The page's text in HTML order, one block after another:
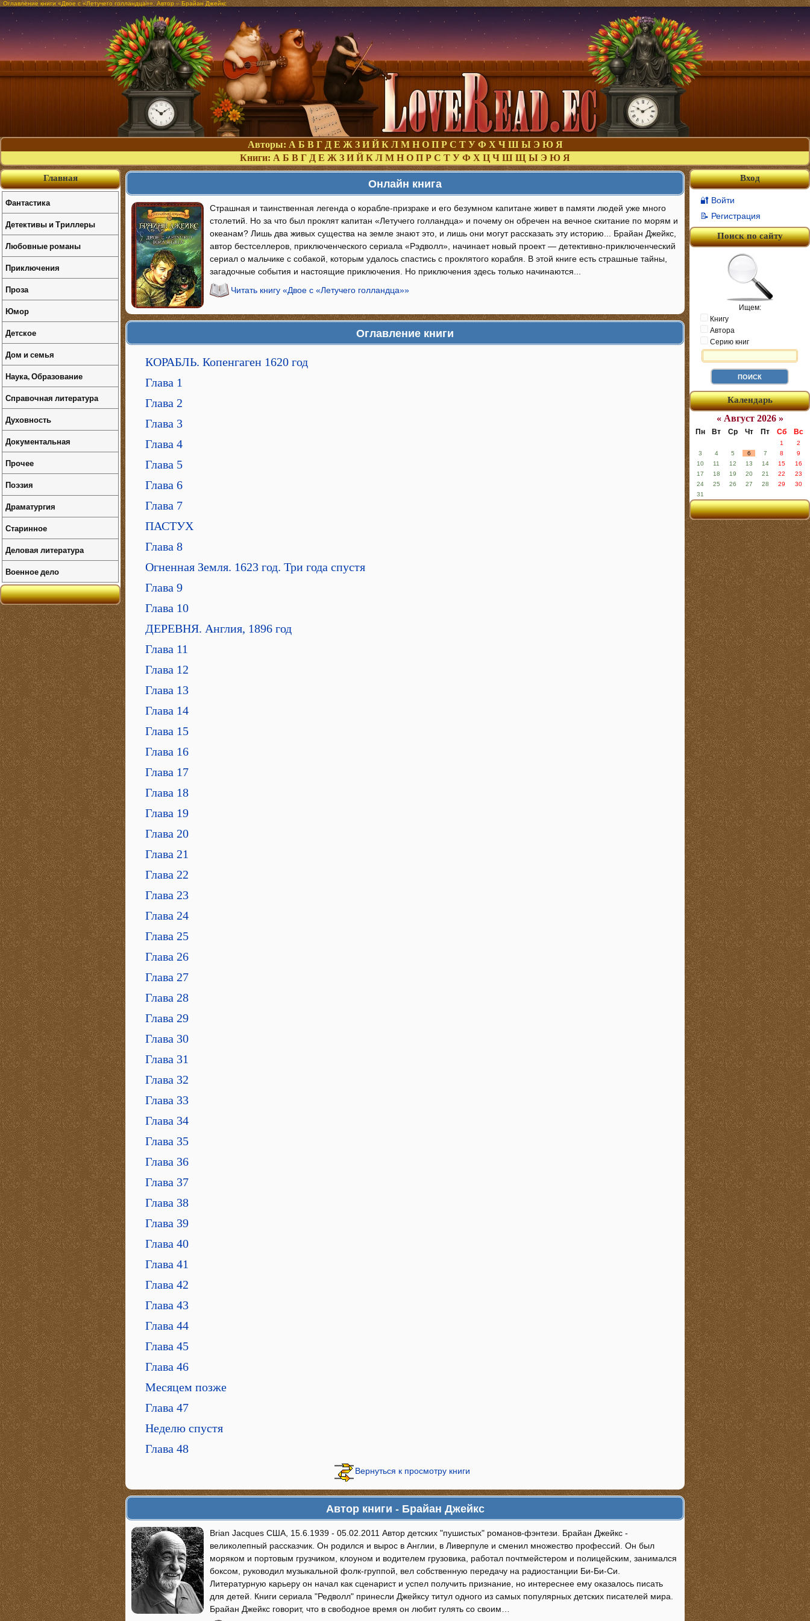
Оглавление книги «Двое с «Летучего голландца»». Автор – Брайан Джейкс
Авторы: А Б В Г Д Е Ж З И Й К Л М Н О П Р С Т У Ф Х Ч Ш Ы Э Ю Я
Книги: А Б В Г Д Е Ж З И Й К Л М Н О П Р С Т У Ф Х Ц Ч Ш Щ Ы Э Ю Я
Онлайн книга
Страшная и таинственная легенда о корабле-призраке и его безумном капитане живет в памяти людей уже много
столетий. Но за что был проклят капитан «Летучего голландца» и почему он обречен на вечное скитание по морям и
океанам? Лишь два живых существа на земле знают это, и лишь они могут рассказать эту историю... Брайан Джейкс,
автор бестселлеров, приключенческого сериала «Рэдволл», начинает новый проект — детективно-приключенческий
сериал о мальчике с собакой, которым удалось спастись с проклятого корабля. В этой книге есть страшные тайны,
загадочные события и настоящие приключения. Но приключения здесь только начинаются...
Читать книгу «Двое с «Летучего голландца»»
Оглавление книги
КОРАБЛЬ. Копенгаген 1620 год
Глава 1
Глава 2
Глава 3
Глава 4
Глава 5
Глава 6
Глава 7
ПАСТУХ
Глава 8
Огненная Земля. 1623 год. Три года спустя
Глава 9
Глава 10
ДЕРЕВНЯ. Англия, 1896 год
Глава 11
Глава 12
Глава 13
Глава 14
Глава 15
Глава 16
Глава 17
Глава 18
Глава 19
Глава 20
Глава 21
Глава 22
Глава 23
Глава 24
Глава 25
Глава 26
Глава 27
Глава 28
Глава 29
Глава 30
Глава 31
Глава 32
Глава 33
Глава 34
Глава 35
Глава 36
Глава 37
Глава 38
Глава 39
Глава 40
Глава 41
Глава 42
Глава 43
Глава 44
Глава 45
Глава 46
Месяцем позже
Глава 47
Неделю спустя
Глава 48
Вернуться к просмотру книги
Автор книги - Брайан Джейкс
Brian Jacques США, 15.6.1939 - 05.02.2011 Автор детских "пушистых" романов-фэнтези. Брайан Джейкс -
великолепный рассказчик. Он родился и вырос в Англии, в Ливерпуле и сменил множество профессий. Он был
моряком и портовым грузчиком, клоуном и водителем грузовика, работал почтмейстером и полицейским, занимался
боксом, руководил музыкальной фолк-группой, вел собственную передачу на радиостанции Би-Би-Си.
Литературную карьеру он начал как сценарист и успел получить признание, но интереснее ему оказалось писать
для детей. Книги сериала "Редволл" принесли Джейксу титул одного из самых популярных детских писателей мира.
Брайан Джейкс говорит, что в свободное время он любит гулять со своим…
Вход
🔐 Войти
📝 Регистрация
Поиск по сайту
Ищем:
Книгу
Автора
Серию книг
Календарь
« Август 2026 »
Пн Вт Ср Чт Пт Сб Вс
1
2
3
4 5 6 7 8
9
10
11 12 13 14 15
16
17
18 19 20 21 22
23
24
25 26 27 28 29
30
31
Главная
Фантастика
Детективы и Триллеры
Любовные романы
Приключения
Проза
Юмор
Детское
Дом и семья
Наука, Образование
Справочная литература
Духовность
Документальная
Прочее
Поэзия
Драматургия
Старинное
Деловая литература
Военное дело